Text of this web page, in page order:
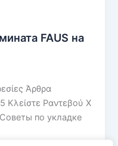
FAUS на
Άρθρα
Κλείστε Ραντεβού X
по укладке